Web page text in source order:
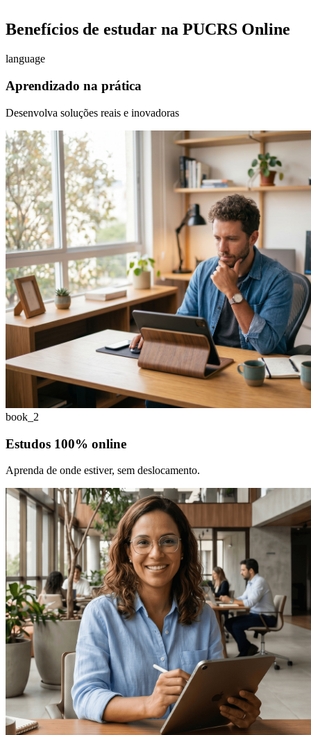
Benefícios de estudar na PUCRS Online
language
Aprendizado na prática
Desenvolva soluções reais e inovadoras
book_2
Estudos 100% online
Aprenda de onde estiver, sem deslocamento.